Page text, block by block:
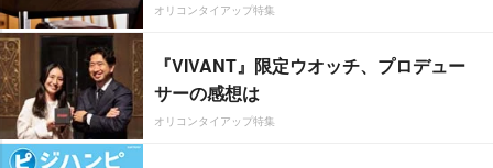
オリコンタイアップ特集
『VIVANT』限定ウオッチ、プロデュー
サーの感想は
オリコンタイアップ特集